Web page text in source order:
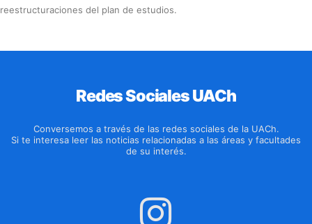
reestructuraciones del plan de estudios.
Redes Sociales UACh
Conversemos a través de las redes sociales de la UACh.
Si te interesa leer las noticias relacionadas a las áreas y facultades
de su interés.